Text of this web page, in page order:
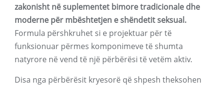
zakonisht në suplementet bimore tradicionale dhe
moderne për mbështetjen e shëndetit seksual.
Formula përshkruhet si e projektuar për të
funksionuar përmes komponimeve të shumta
natyrore në vend të një përbërësi të vetëm aktiv.
Disa nga përbërësit kryesorë që shpesh theksohen